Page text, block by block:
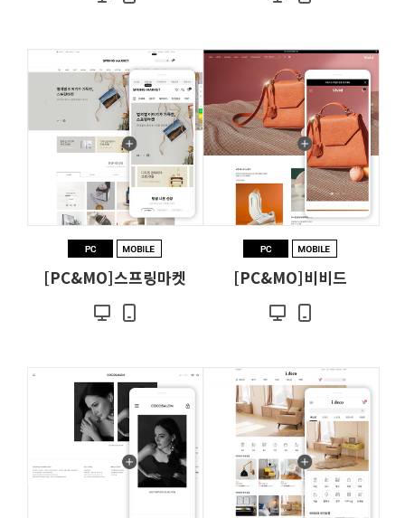
[PC&MO]스프링마켓 [PC&MO]비비드